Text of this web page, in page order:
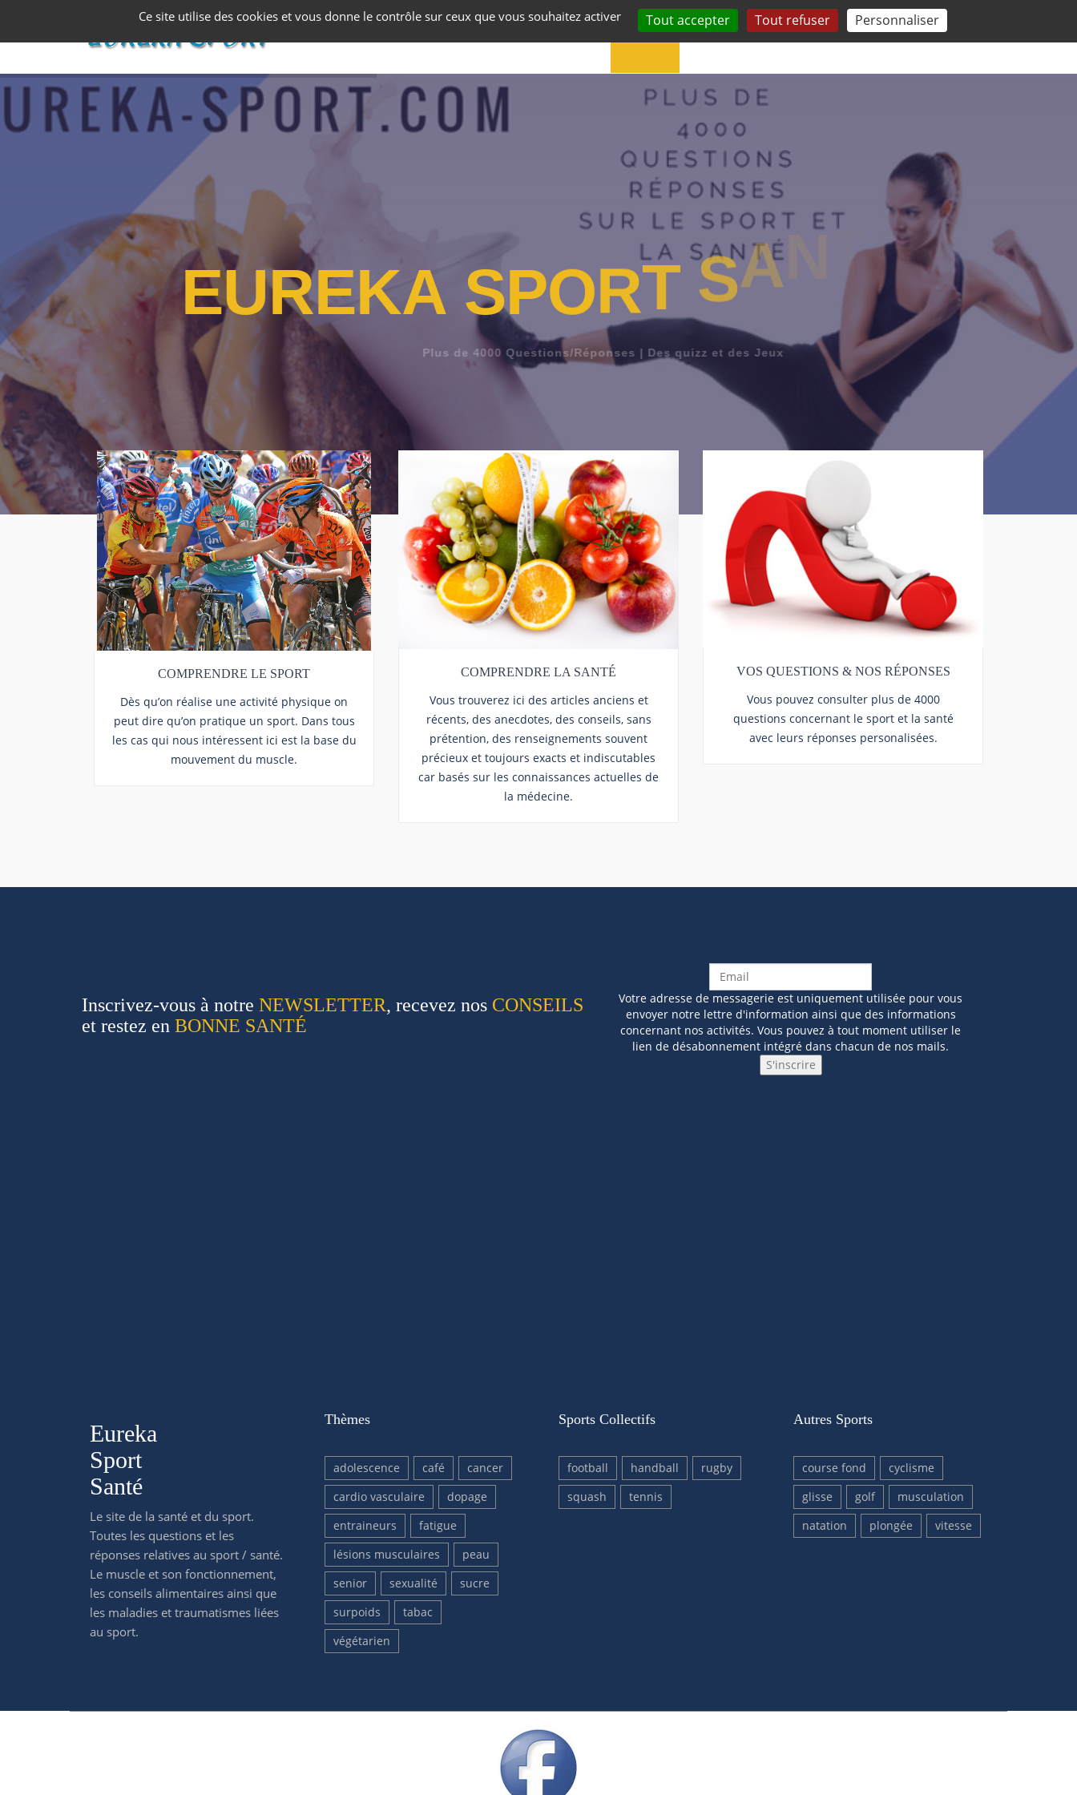
ACCUEIL VOS QUESTIONS TESTEZ-VOUS COMPRENDRE
EUREKA SPORT SA T E
Plus de 4000 Questions/Réponses | Des quizz et des Jeux
COMPRENDRE LE SPORT
Dès qu’on réalise une activité physique on
peut dire qu’on pratique un sport. Dans tous
les cas qui nous intéressent ici est la base du
mouvement du muscle.
COMPRENDRE LA SANTÉ
Vous trouverez ici des articles anciens et
récents, des anecdotes, des conseils, sans
prétention, des renseignements souvent
précieux et toujours exacts et indiscutables
car basés sur les connaissances actuelles de
la médecine.
VOS QUESTIONS & NOS RÉPONSES
Vous pouvez consulter plus de 4000
questions concernant le sport et la santé
avec leurs réponses personalisées.
Inscrivez-vous à notre NEWSLETTER, recevez nos CONSEILS
et restez en BONNE SANTÉ
Votre adresse de messagerie est uniquement utilisée pour vous
envoyer notre lettre d'information ainsi que des informations
concernant nos activités. Vous pouvez à tout moment utiliser le
lien de désabonnement intégré dans chacun de nos mails.
Eureka
Sport
Santé
Le site de la santé et du sport.
Toutes les questions et les
réponses relatives au sport / santé.
Le muscle et son fonctionnement,
les conseils alimentaires ainsi que
les maladies et traumatismes liées
au sport.
Thèmes
adolescence café
cancer
cardio vasculaire
dopage
entraineurs
fatigue
lésions musculaires
peau
senior
sexualité
sucre
surpoids
tabac
végétarien
Sports Collectifs
football handball
rugby
squash
tennis
Autres Sports
course fond
cyclisme
glisse
golf
musculation
natation
plongée vitesse
Ce site utilise des cookies et vous donne le contrôle sur ceux que vous souhaitez activer Tout accepter Tout refuser Personnaliser